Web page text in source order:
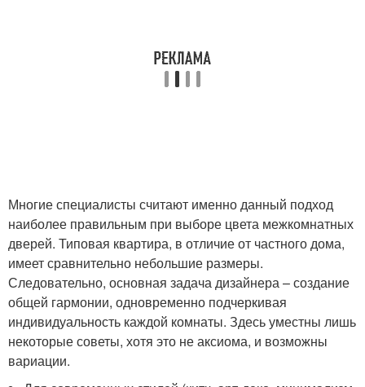
Многие специалисты считают именно данный подход
наиболее правильным при выборе цвета межкомнатных
дверей. Типовая квартира, в отличие от частного дома,
имеет сравнительно небольшие размеры.
Следовательно, основная задача дизайнера – создание
общей гармонии, одновременно подчеркивая
индивидуальность каждой комнаты. Здесь уместны лишь
некоторые советы, хотя это не аксиома, и возможны
вариации.